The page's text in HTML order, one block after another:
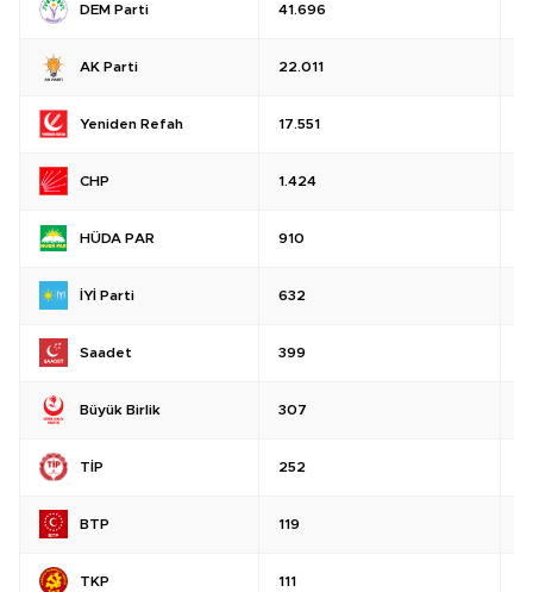
DEM Parti 41.696
AK Parti 22.011
Yeniden Refah 17.551
CHP 1.424
HÜDA PAR 910
İYİ Parti 632
Saadet 399
Büyük Birlik 307
TİP 252
BTP 119
TKP 111